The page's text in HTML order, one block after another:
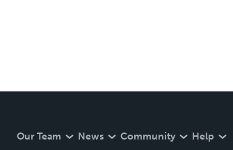
Our Team News Community Help